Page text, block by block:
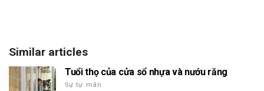
Similar articles
Tuổi thọ của cửa sổ nhựa và nướu răng
Sự tự mãn